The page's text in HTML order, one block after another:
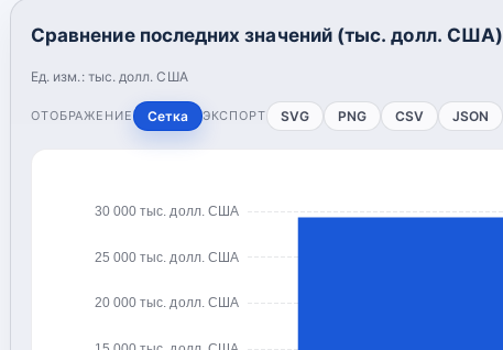
Сравнение последних значений (тыс. долл. США)
Ед. изм.: тыс. долл. США
ОТОБРАЖЕНИЕ Сетка ЭКСПОРТ SVG PNG CSV JSON
20 000 тыс. долл. США
25 000 тыс. долл. США
30 000 тыс. долл. США